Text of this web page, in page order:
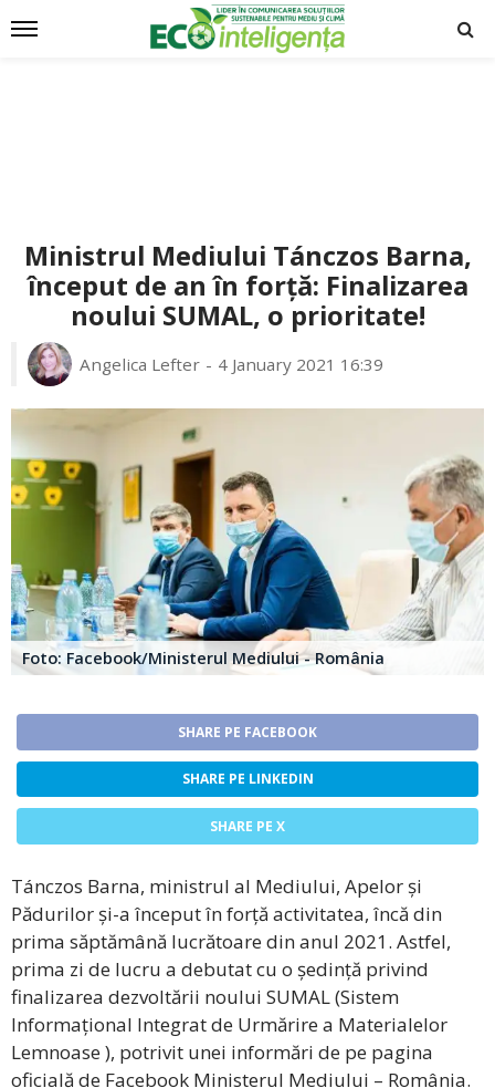
Ministrul Mediului Tánczos Barna,
început de an în forță: Finalizarea
noului SUMAL, o prioritate!
Angelica Lefter 4 January 2021 16:39
Foto: Facebook/Ministerul Mediului - România
SHARE PE FACEBOOK
SHARE PE LINKEDIN
SHARE PE X
Tánczos Barna, ministrul al Mediului, Apelor și
Pădurilor și-a început în forță activitatea, încă din
prima săptămână lucrătoare din anul 2021. Astfel,
prima zi de lucru a debutat cu o ședință privind
finalizarea dezvoltării noului SUMAL (Sistem
Informațional Integrat de Urmărire a Materialelor
Lemnoase ), potrivit unei informări de pe pagina
oficială de Facebook Ministerul Mediului – România.